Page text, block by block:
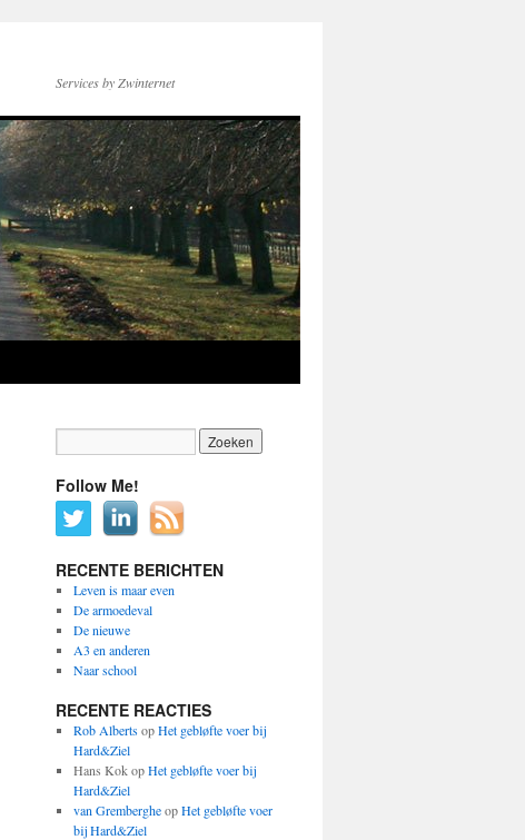
Services by Zwinternet
Follow Me!
RECENTE BERICHTEN
Leven is maar even
De armoedeval
De nieuwe
A3 en anderen
Naar school
RECENTE REACTIES
Rob AlbertsopHet gebløfte voer bij
Hard&Ziel
Hans KokopHet gebløfte voer bij
Hard&Ziel
van GrembergheopHet gebløfte voer
bij Hard&Ziel